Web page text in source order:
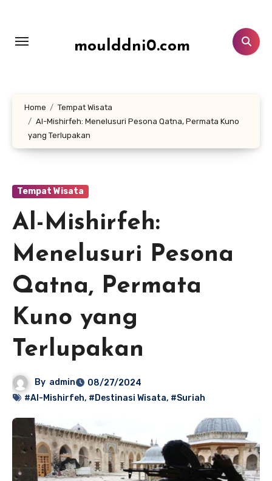
konten
moulddni0.com
Home
Tempat Wisata
Al-Mishirfeh: Menelusuri Pesona Qatna, Permata Kuno
yang Terlupakan
Tempat Wisata
Al-Mishirfeh:
Menelusuri Pesona
Qatna, Permata
Kuno yang
Terlupakan
By admin
08/27/2024
#Al-Mishirfeh, #Destinasi Wisata, #Suriah